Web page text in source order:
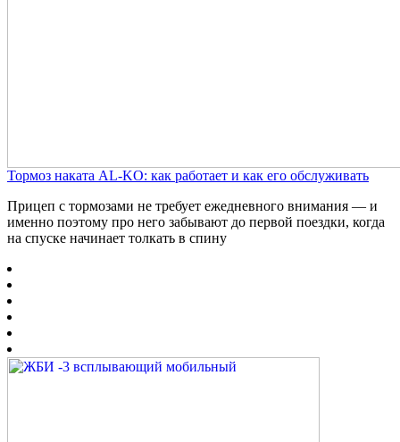
Тормоз наката AL-KO: как работает и как его обслуживать
Прицеп с тормозами не требует ежедневного внимания — и
именно поэтому про него забывают до первой поездки, когда
на спуске начинает толкать в спину